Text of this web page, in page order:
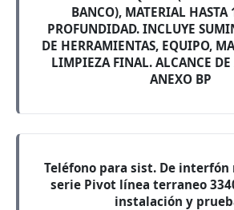
BANCO), MATERIAL HASTA
PROFUNDIDAD. INCLUYE
DE HERRAMIENTAS, EQUIPO,
LIMPIEZA FINAL. ALCANCE DE
ANEXO BP
Teléfono para sist. De
serie Pivot línea terraneo
instalación y